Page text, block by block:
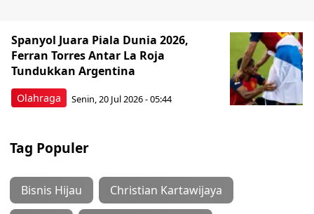
Olahraga
Spanyol Juara Piala Dunia 2026,
Ferran Torres Antar La Roja
Tundukkan Argentina
Senin, 20 Jul 2026 - 05:44
Tag Populer
Bisnis Hijau Christian Kartawijaya